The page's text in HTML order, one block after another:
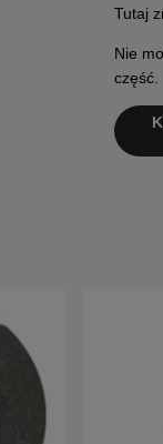
Tutaj
Nie
część.